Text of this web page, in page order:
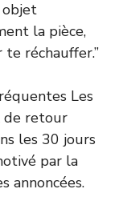
objet
la pièce,
réchauffer.”
Les
de retour
les 30 jours
par la
annoncées.